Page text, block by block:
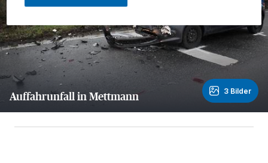
Auffahrunfall in Mettmann 3 Bilder